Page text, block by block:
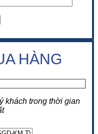
HÀNG
khách trong thời gian